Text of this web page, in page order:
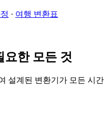
· 여행 변환표
요한 모든 것
설계된 변환기가 모든 시간